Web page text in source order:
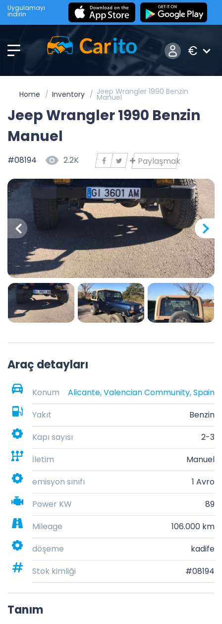
Uygulamayı
indirin
€
Home Inventory Jeep Wrangler 1990 Benzin
Manuel
Jeep Wrangler 1990 Benzin
Manuel
#08194 2.2K Paylaşmak
Araç detayları
Konum
Alicante, Valencian Community, Spain
Yakıt
Benzin
Kapı sayısı
2-3
İletim
Manuel
emisyon sınıfı
1 Avro
Power KW
89
Mileage
106.000 km
döşeme
kadife
Stok kimliği
#08194
Tanım